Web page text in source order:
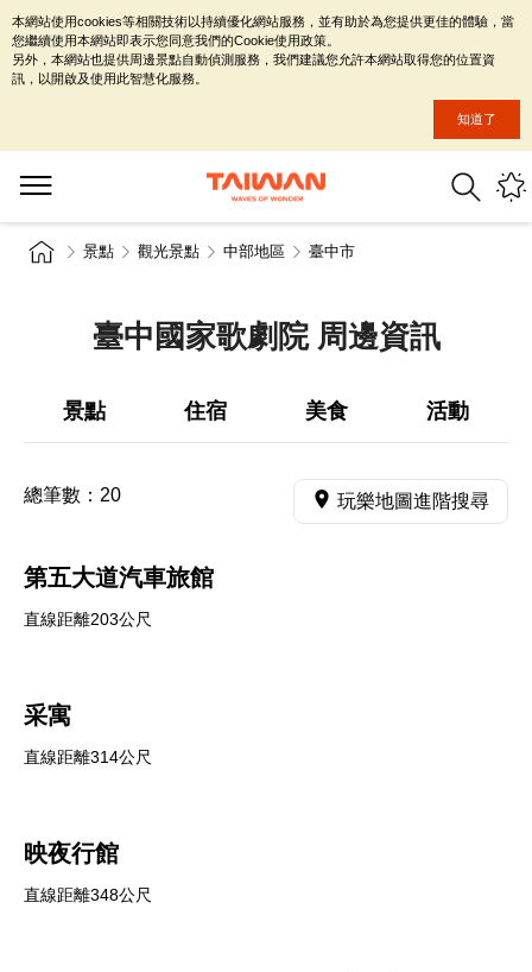
景點 觀光景點 中部地區 臺中市
臺中國家歌劇院 周邊資訊
景點 住宿 美食 活動
總筆數： 20 玩樂地圖進階搜尋
第五大道汽車旅館
直線距離203公尺
采寓
直線距離314公尺
映夜行館
直線距離348公尺
本網站使用cookies等相關技術以持續優化網站服務，並有助於為您提供更佳的體驗，當
您繼續使用本網站即表示您同意我們的Cookie使用政策。
另外，本網站也提供周邊景點自動偵測服務，我們建議您允許本網站取得您的位置資
訊，以開啟及使用此智慧化服務。
知道了